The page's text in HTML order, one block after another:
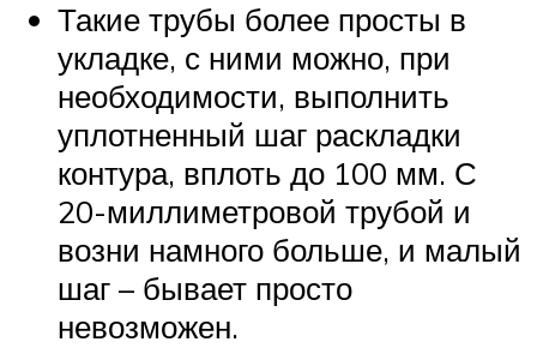
Такие трубы более просты в
укладке, с ними можно, при
необходимости, выполнить
уплотненный шаг раскладки
контура, вплоть до 100 мм. С
20-миллиметровой трубой и
возни намного больше, и малый
шаг – бывает просто
невозможен.